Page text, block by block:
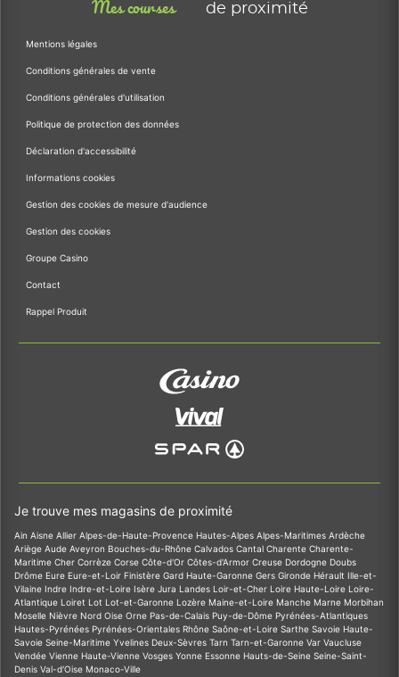
Mes courses de proximité
Mentions légales
Conditions générales de vente
Conditions générales d'utilisation
Politique de protection des données
Déclaration d'accessibilité
Informations cookies
Gestion des cookies de mesure d'audience
Gestion des cookies
Groupe Casino
Contact
Rappel Produit
Je trouve mes magasins de proximité
Ain Aisne Allier Alpes-de-Haute-Provence Hautes-Alpes Alpes-Maritimes Ardèche
Ariège Aude Aveyron Bouches-du-Rhône Calvados Cantal Charente Charente-
Maritime Cher Corrèze Corse Côte-d'Or Côtes-d'Armor Creuse Dordogne Doubs
Drôme Eure Eure-et-Loir Finistère Gard Haute-Garonne Gers Gironde Hérault Ille-et-
Vilaine Indre Indre-et-Loire Isère Jura Landes Loir-et-Cher Loire Haute-Loire Loire-
Atlantique Loiret Lot Lot-et-Garonne Lozère Maine-et-Loire Manche Marne Morbihan
Moselle Nièvre Nord Oise Orne Pas-de-Calais Puy-de-Dôme Pyrénées-Atlantiques
Hautes-Pyrénées Pyrénées-Orientales Rhône Saône-et-Loire Sarthe Savoie Haute-
Savoie Seine-Maritime Yvelines Deux-Sèvres Tarn Tarn-et-Garonne Var Vaucluse
Vendée Vienne Haute-Vienne Vosges Yonne Essonne Hauts-de-Seine Seine-Saint-
Denis Val-d'Oise Monaco-Ville